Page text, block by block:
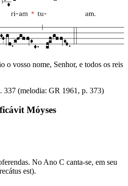
o vosso nome, Senhor, e todos os reis
337 (melodia: GR 1961, p. 373)
Móyses
No Ano C canta-se, em seu
est).